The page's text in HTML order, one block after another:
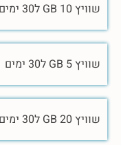
שוויץ 10 GB ל30 ימים
שוויץ 5 GB ל30 ימים
שוויץ 20 GB ל30 ימים